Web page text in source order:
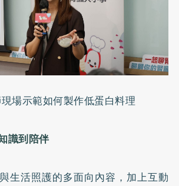
場示範如何製作低蛋白料理
識到陪伴
生活照護的多面向內容，加上互動